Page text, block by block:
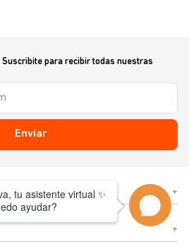
Suscribite para recibir todas nuestras
Enviar
+
+